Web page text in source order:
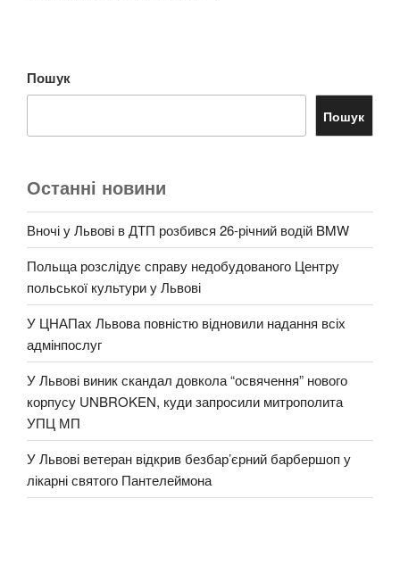
Пошук
Пошук
Останні новини
Вночі у Львові в ДТП розбився 26-річний водій BMW
Польща розслідує справу недобудованого Центру
польської культури у Львові
У ЦНАПах Львова повністю відновили надання всіх
адмінпослуг
У Львові виник скандал довкола “освячення” нового
корпусу UNBROKEN, куди запросили митрополита
УПЦ МП
У Львові ветеран відкрив безбар’єрний барбершоп у
лікарні святого Пантелеймона